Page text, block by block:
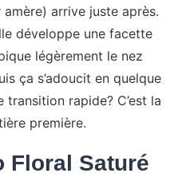
amère) arrive juste après.
développe une facette
légèrement le nez
ça s’adoucit en quelque
rapide? C’est la
première.
Floral Saturé